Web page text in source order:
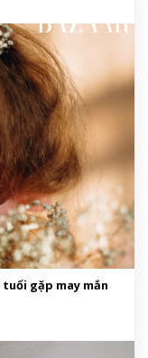
tuổi gặp may mắn